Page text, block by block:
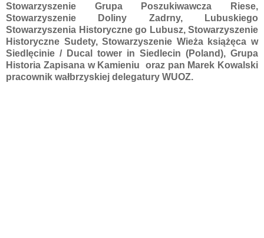
Stowarzyszenie Grupa Poszukiwawcza Riese,
Stowarzyszenie Doliny Zadrny, Lubuskiego
Stowarzyszenia Historyczne go Lubusz, Stowarzyszenie
Historyczne Sudety, Stowarzyszenie Wieża książęca w
Siedlęcinie / Ducal tower in Siedlecin (Poland), Grupa
Historia Zapisana w Kamieniu oraz pan Marek Kowalski
pracownik wałbrzyskiej delegatury WUOZ.